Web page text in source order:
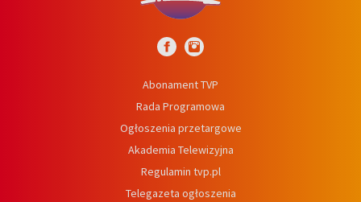
Abonament TVP
Rada Programowa
Ogłoszenia przetargowe
Akademia Telewizyjna
Regulamin tvp.pl
Telegazeta ogłoszenia